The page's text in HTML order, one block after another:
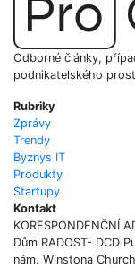
Odborné články,
podnikatelského
Rubriky
Zprávy
Trendy
Byznys IT
Produkty
Startupy
Kontakt
KORESPONDENČNÍ
Dům RADOST- DCD
nám. Winstona